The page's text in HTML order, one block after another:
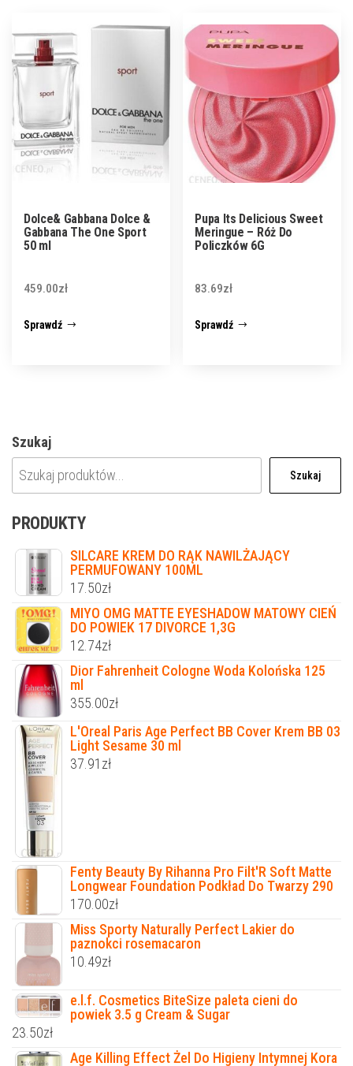
Dolce& Gabbana Dolce &
Gabbana The One Sport
50 ml
459.00zł
Sprawdź
Pupa Its Delicious Sweet
Meringue – Róż Do
Policzków 6G
83.69zł
Sprawdź
Szukaj
Szukaj
PRODUKTY
SILCARE KREM DO RĄK NAWILŻAJĄCY
PERMUFOWANY 100ML
17.50zł
MIYO OMG MATTE EYESHADOW MATOWY CIEŃ
DO POWIEK 17 DIVORCE 1,3G
12.74zł
Dior Fahrenheit Cologne Woda Kolońska 125
ml
355.00zł
L'Oreal Paris Age Perfect BB Cover Krem BB 03
Light Sesame 30 ml
37.91 zł
Fenty Beauty By Rihanna Pro Filt'R Soft Matte
Longwear Foundation Podkład Do Twarzy 290
170.00zł
Miss Sporty Naturally Perfect Lakier do
paznokci rosemacaron
10.49zł
e.l.f. Cosmetics BiteSize paleta cieni do
powiek 3.5 g Cream & Sugar
23.50zł
Age Killing Effect Żel Do Higieny Intymnej Kora